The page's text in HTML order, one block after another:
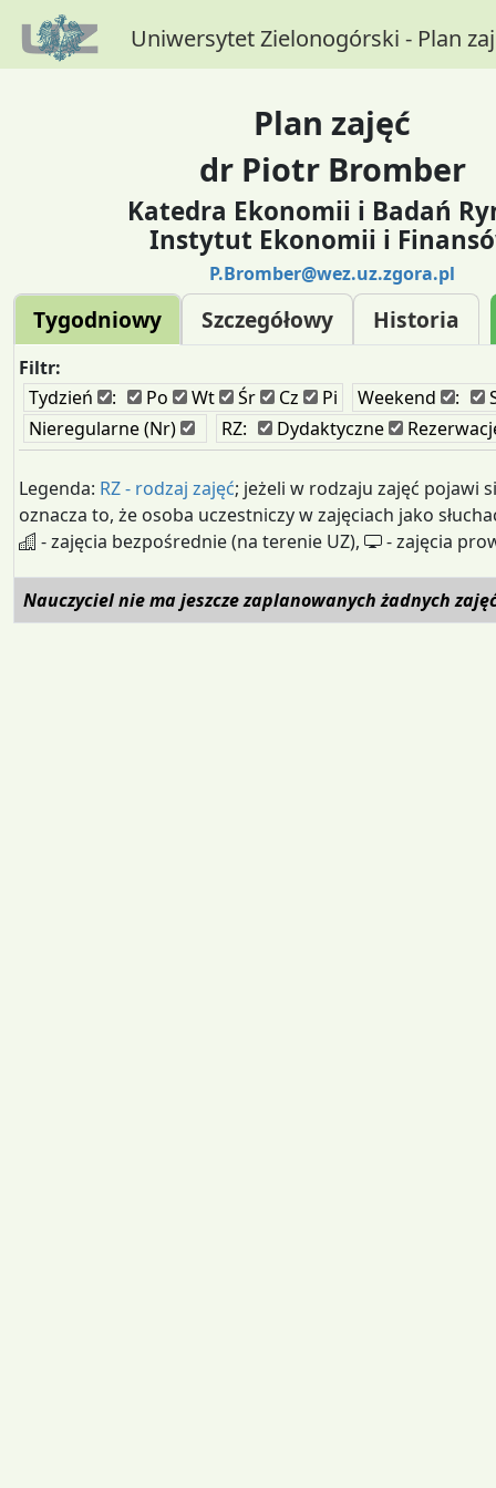
Uniwersytet Zielonogórski - Plan
Plan zajęć
dr Piotr Bromber
Katedra Ekonomii i Badań
Instytut Ekonomii i
P.Bromber@wez.uz.zgora.pl
Tygodniowy Szczegółowy Historia
Filtr:
Tydzień
: Po Wt Śr Cz Pi Weekend :
Nieregularne (Nr)
RZ: Dydaktyczne
Legenda: RZ - rodzaj zajęć; jeżeli w rodzaju zajęć pojawi
oznacza to, że osoba uczestniczy w zajęciach jako
- zajęcia bezpośrednie (na terenie UZ),
- zajęcia
Nauczyciel nie ma jeszcze zaplanowanych żadnych